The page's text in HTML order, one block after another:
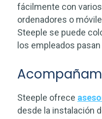
fácilmente con
ordenadores o
Steeple se puede
los empleados
Steeple ofrece
desde la instalación